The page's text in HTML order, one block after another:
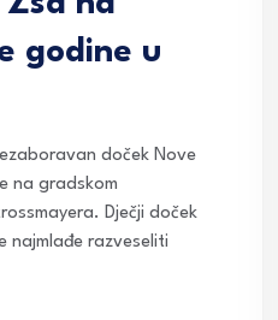
godine u
doček Nove
na gradskom
Dječji doček
najmlađe razveseliti